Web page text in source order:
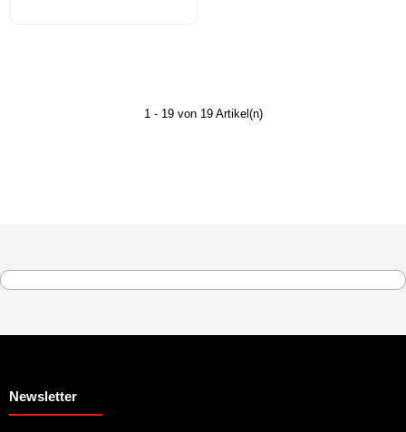
1 - 19 von 19 Artikel(n)
Newsletter